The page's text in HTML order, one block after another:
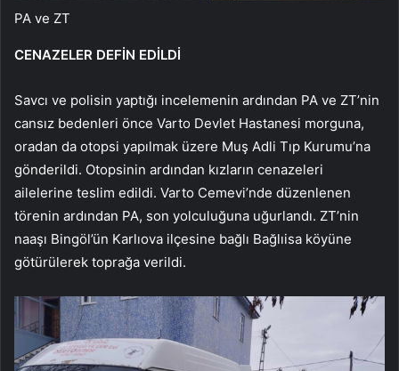
PA ve ZT
CENAZELER DEFİN EDİLDİ
Savcı ve polisin yaptığı incelemenin ardından PA ve ZT’nin
cansız bedenleri önce Varto Devlet Hastanesi morguna,
oradan da otopsi yapılmak üzere Muş Adli Tıp Kurumu’na
gönderildi. Otopsinin ardından kızların cenazeleri
ailelerine teslim edildi. Varto Cemevi’nde düzenlenen
törenin ardından PA, son yolculuğuna uğurlandı. ZT’nin
naaşı Bingöl’ün Karlıova ilçesine bağlı Bağlıisa köyüne
götürülerek toprağa verildi.